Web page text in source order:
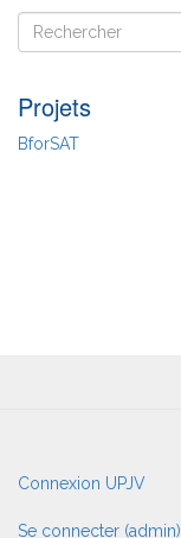
Rechercher
Rechercher
Projets
BforSAT
User
account
menu
Connexion UPJV
Se connecter (admin)